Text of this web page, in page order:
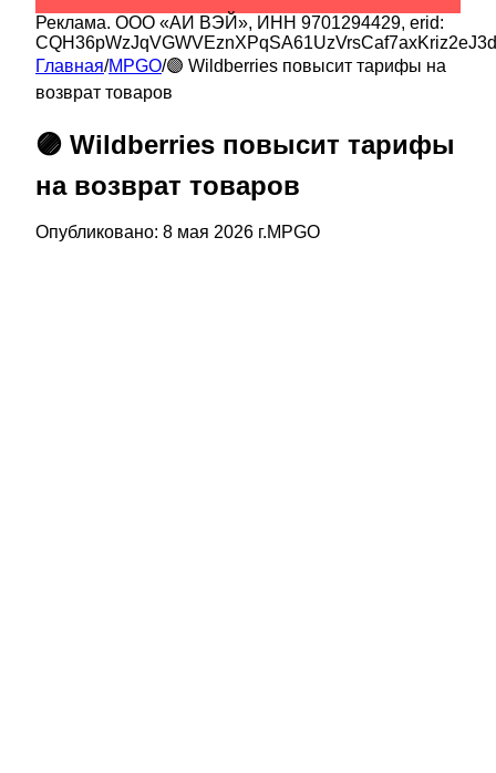
Реклама. ООО «АИ ВЭЙ», ИНН 9701294429, erid:
Главная/MPGO/🟣 Wildberries повысит тарифы на
возврат товаров
🟣 Wildberries повысит тарифы
на возврат товаров
Опубликовано: 8 мая 2026 г.MPGO